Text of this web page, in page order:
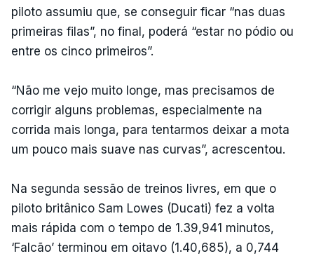
piloto assumiu que, se conseguir ficar “nas duas
primeiras filas”, no final, poderá “estar no pódio ou
entre os cinco primeiros”.
“Não me vejo muito longe, mas precisamos de
corrigir alguns problemas, especialmente na
corrida mais longa, para tentarmos deixar a mota
um pouco mais suave nas curvas”, acrescentou.
Na segunda sessão de treinos livres, em que o
piloto britânico Sam Lowes (Ducati) fez a volta
mais rápida com o tempo de 1.39,941 minutos,
‘Falcão’ terminou em oitavo (1.40,685), a 0,744